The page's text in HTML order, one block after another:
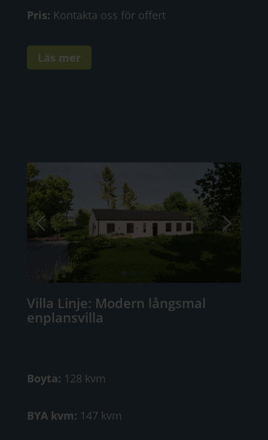
Pris: Kontakta oss för offert
Läs mer
Villa Linje: Modern långsmal
enplansvilla
Boyta: 128 kvm
BYA kvm: 147 kvm